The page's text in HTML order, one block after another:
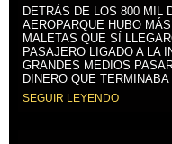
DETRÁS DE LOS 800 MIL
AEROPARQUE HUBO
MALETAS QUE SÍ
PASAJERO LIGADO A LA
GRANDES MEDIOS
DINERO QUE TERMINABA
SEGUIR LEYENDO